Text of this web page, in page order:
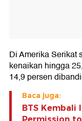
Di Amerika Serikat
kenaikan hingga
14,9 persen
Baca juga:
BTS Kembali